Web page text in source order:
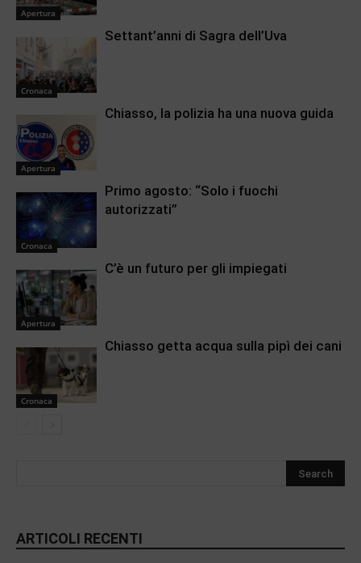
Apertura
Cronaca
Settant’anni di Sagra dell’Uva
Apertura
Chiasso, la polizia ha una nuova guida
Cronaca
Primo agosto: “Solo i fuochi
autorizzati”
Apertura
C’è un futuro per gli impiegati
Cronaca
Chiasso getta acqua sulla pipì dei cani
ARTICOLI RECENTI